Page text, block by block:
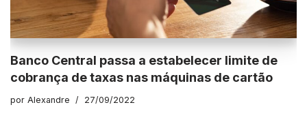
Banco Central passa a estabelecer limite de
cobrança de taxas nas máquinas de cartão
por Alexandre 27/09/2022